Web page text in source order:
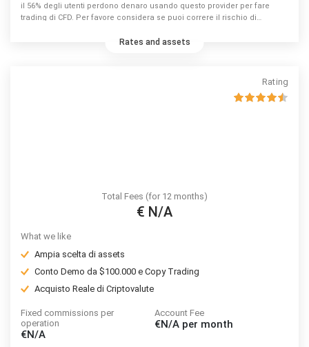
il 56% degli utenti perdono denaro usando questo provider per fare
trading di CFD. Per favore considera se puoi correre il rischio di
Rates and assets
Rating
Total Fees (for 12 months)
€ N/A
What we like
Ampia scelta di assets
Conto Demo da $100.000 e Copy Trading
Acquisto Reale di Criptovalute
Fixed commissions per
operation
€N/A
Account Fee
€N/A per month